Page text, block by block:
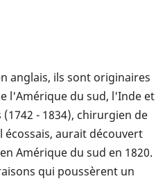
anglais, ils sont originaires
l'Amérique du sud, l'Inde et
- 1834), chirurgien de
aurait découvert
Amérique du sud en 1820.
qui poussèrent un